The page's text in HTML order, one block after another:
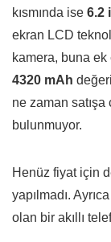
kısmında ise 6.2
ekran LCD
kamera, buna
4320 mAh
ne zaman satışa
bulunmuyor.
Henüz fiyat için
yapılmadı.
olan bir akıllı